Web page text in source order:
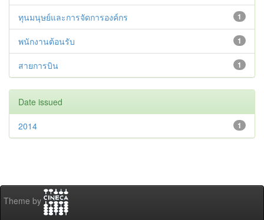
1
ทุนมนุษย์และการจัดการองค์กร
1
พนักงานต้อนรับ
1
สายการบิน
Date issued
1
2014
Theme by